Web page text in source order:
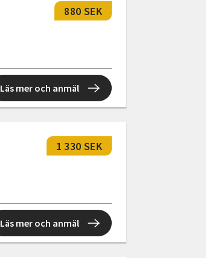
880 SEK
Läs mer och anmäl
1 330 SEK
Läs mer och anmäl